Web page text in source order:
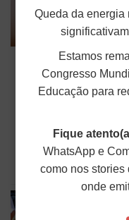
ANDES-SN
situação
O ANDES-SN
(1º), a Circular nº
de sindicalização,
levantamento
Publicado em: 02 de Junho de
Queda da energia
Estamos
Congresso
Educação para
Fique
WhatsApp e
como nos stories
onde